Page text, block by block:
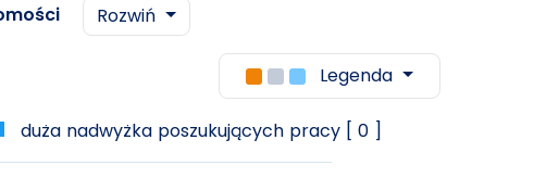
Rozwiń
Legenda
duża nadwyżka poszukujących pracy [ 0 ]